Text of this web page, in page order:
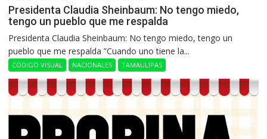
Presidenta Claudia Sheinbaum: No tengo miedo,
tengo un pueblo que me respalda
Presidenta Claudia Sheinbaum: No tengo miedo, tengo un
pueblo que me respalda ”Cuando uno tiene la...
CÓDIGO VISUAL NACIONALES TAMAULIPAS